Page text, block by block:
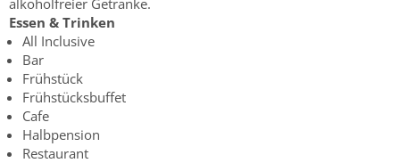
alkoholfreier Getränke.
Essen & Trinken
All Inclusive
Bar
Frühstück
Frühstücksbuffet
Cafe
Halbpension
Restaurant